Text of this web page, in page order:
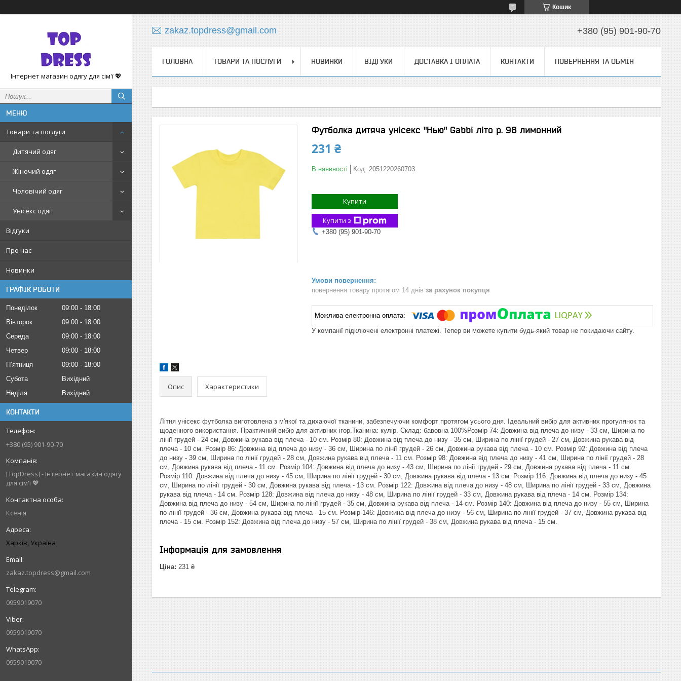
Кошик
Інтернет магазин одягу для сім'ї 💖
Товари та послуги
Дитячий одяг
Жіночий одяг
Чоловічий одяг
Унісекс одяг
Відгуки
Про нас
Новинки
ГРАФІК РОБОТИ
Понеділок 09:00
18:00
Вівторок
09:00
18:00
Середа
09:00
18:00
Четвер
09:00
18:00
Пʼятниця
09:00
18:00
Субота
Вихідний
Неділя
Вихідний
КОНТАКТИ
+380 (95) 901-90-70
[TopDress] - Інтернет магазин одягу
для сім'ї 💖
Ксенія
Харків, Україна
zakaz.topdress@gmail.com
0959019070
0959019070
0959019070
zakaz.topdress@gmail.com +380 (95) 901-90-70
ГОЛОВНА ТОВАРИ ТА ПОСЛУГИ НОВИНКИ ВІДГУКИ ДОСТАВКА І ОПЛАТА КОНТАКТИ ПОВЕРНЕННЯ ТА ОБМІН
Футболка дитяча унісекс "Нью" Gabbi літо р. 98 лимонний
231 ₴
В наявності Код: 2051220260703
Купити
Купити з
+380 (95) 901-90-70
повернення товару протягом 14 днів за рахунок покупця
У компанії підключені електронні платежі. Тепер ви можете купити будь-який товар не покидаючи сайту.
Опис Характеристики
Літня унісекс футболка виготовлена з м'якої та дихаючої тканини, забезпечуючи комфорт протягом усього дня. Ідеальний вибір для активних прогулянок та
щоденного використання. Практичний вибір для активних ігор.Тканина: кулір. Склад: бавовна 100%Розмір 74: Довжина від плеча до низу - 33 см, Ширина по
лінії грудей - 24 см, Довжина рукава від плеча - 10 см. Розмір 80: Довжина від плеча до низу - 35 см, Ширина по лінії грудей - 27 см, Довжина рукава від
плеча - 10 см. Розмір 86: Довжина від плеча до низу - 36 см, Ширина по лінії грудей - 26 см, Довжина рукава від плеча - 10 см. Розмір 92: Довжина від плеча
до низу - 39 см, Ширина по лінії грудей - 28 см, Довжина рукава від плеча - 11 см. Розмір 98: Довжина від плеча до низу - 41 см, Ширина по лінії грудей - 28
см, Довжина рукава від плеча - 11 см. Розмір 104: Довжина від плеча до низу - 43 см, Ширина по лінії грудей - 29 см, Довжина рукава від плеча - 11 см.
Розмір 110: Довжина від плеча до низу - 45 см, Ширина по лінії грудей - 30 см, Довжина рукава від плеча - 13 см. Розмір 116: Довжина від плеча до низу - 45
см, Ширина по лінії грудей - 30 см, Довжина рукава від плеча - 13 см. Розмір 122: Довжина від плеча до низу - 48 см, Ширина по лінії грудей - 33 см, Довжина
рукава від плеча - 14 см. Розмір 128: Довжина від плеча до низу - 48 см, Ширина по лінії грудей - 33 см, Довжина рукава від плеча - 14 см. Розмір 134:
Довжина від плеча до низу - 54 см, Ширина по лінії грудей - 35 см, Довжина рукава від плеча - 14 см. Розмір 140: Довжина від плеча до низу - 55 см, Ширина
по лінії грудей - 36 см, Довжина рукава від плеча - 15 см. Розмір 146: Довжина від плеча до низу - 56 см, Ширина по лінії грудей - 37 см, Довжина рукава від
плеча - 15 см. Розмір 152: Довжина від плеча до низу - 57 см, Ширина по лінії грудей - 38 см, Довжина рукава від плеча - 15 см.
Інформація для замовлення
Ціна: 231 ₴